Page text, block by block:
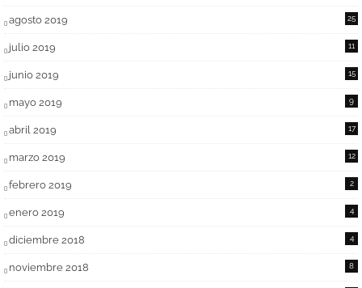
agosto 2019 25
julio 2019 11
junio 2019 15
mayo 2019 9
abril 2019 17
marzo 2019 12
febrero 2019 2
enero 2019 4
diciembre 2018 4
noviembre 2018 8